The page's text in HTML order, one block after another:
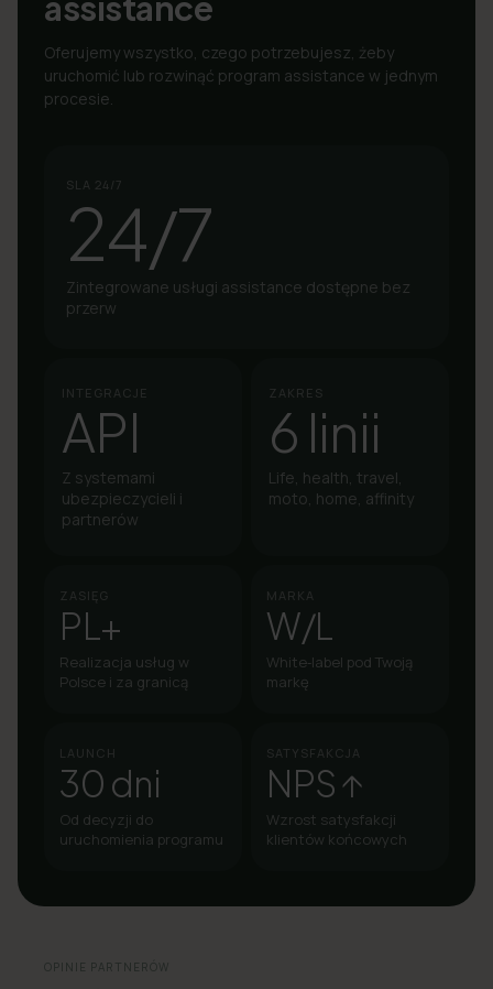
Oferujemy wszystko, czego potrzebujesz, żeby
uruchomić lub rozwinąć program assistance w jednym
procesie.
SLA 24/7
24/7
Zintegrowane usługi assistance dostępne bez
przerw
INTEGRACJE
API
Z systemami
ubezpieczycieli i
partnerów
ZAKRES
6 linii
Life, health, travel,
moto, home, affinity
ZASIĘG
PL+
Realizacja usług w
Polsce i za granicą
MARKA
W/L
White‑label pod Twoją
markę
LAUNCH
30 dni
Od decyzji do
uruchomienia programu
SATYSFAKCJA
NPS ↑
Wzrost satysfakcji
klientów końcowych
OPINIE PARTNERÓW